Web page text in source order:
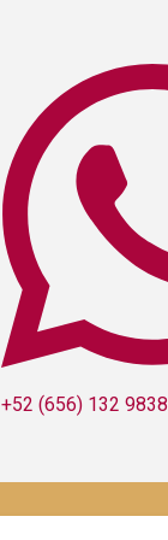
+52 (656) 132 9838